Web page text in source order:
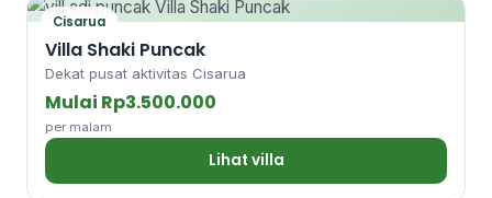
Cisarua
Villa Shaki Puncak
Dekat pusat aktivitas Cisarua
Mulai Rp3.500.000
per malam
Lihat villa